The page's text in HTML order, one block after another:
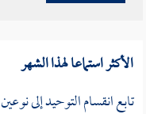
الأكثر استماعا لهذا الشهر
تابع انقسام التوحيد إلى نوعين